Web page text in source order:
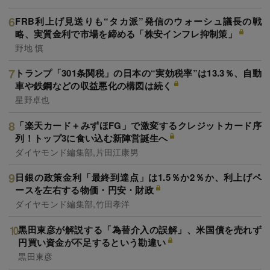
FRB利上げ見送りも“タカ派”発信のウォーシュ議長の戦
略、実質金利で市場を締める「株安インフレ抑制策」
野地 慎
トランプ「301条関税」の日本の“実効税率”は13.3％、自動
車や鉄鋼などの収益悪化の構図は続く
星野卓也
「楽天カード＋みずほFG」で激変するクレジットカード序
列！トップ3に食い込む新陣営誕生へ
ダイヤモンド編集部,片田江康男
日銀の政策金利「最終到達点」は1.5％か2％か、利上げペ
ースを左右する物価・円安・財政
ダイヤモンド編集部,竹田孝洋
黒田東彦が解説する「為替介入の誤解」、米国債を売れず
円買い資金が不足するという勘違い
黒田東彦